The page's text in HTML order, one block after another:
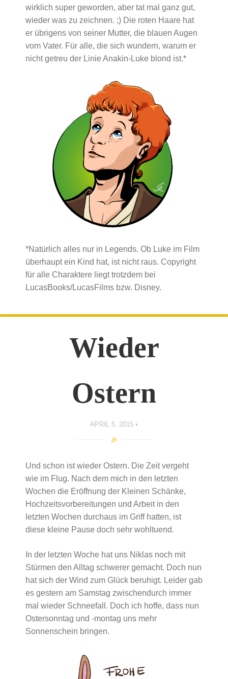
wirklich super geworden, aber tat mal ganz gut,
wieder was zu zeichnen. ;) Die roten Haare hat
er übrigens von seiner Mutter, die blauen Augen
vom Vater. Für alle, die sich wundern, warum er
nicht getreu der Linie Anakin-Luke blond ist.*
*Natürlich alles nur in Legends. Ob Luke im Film
überhaupt ein Kind hat, ist nicht raus. Copyright
für alle Charaktere liegt trotzdem bei
LucasBooks/LucasFilms bzw. Disney.
Wieder
Ostern
APRIL 5, 2015
Und schon ist wieder Ostern. Die Zeit vergeht
wie im Flug. Nach dem mich in den letzten
Wochen die Eröffnung der Kleinen Schänke,
Hochzeitsvorbereitungen und Arbeit in den
letzten Wochen durchaus im Griff hatten, ist
diese kleine Pause doch sehr wohltuend.
In der letzten Woche hat uns Niklas noch mit
Stürmen den Alltag schwerer gemacht. Doch nun
hat sich der Wind zum Glück beruhigt. Leider gab
es gestern am Samstag zwischendurch immer
mal wieder Schneefall. Doch ich hoffe, dass nun
Ostersonntag und -montag uns mehr
Sonnenschein bringen.